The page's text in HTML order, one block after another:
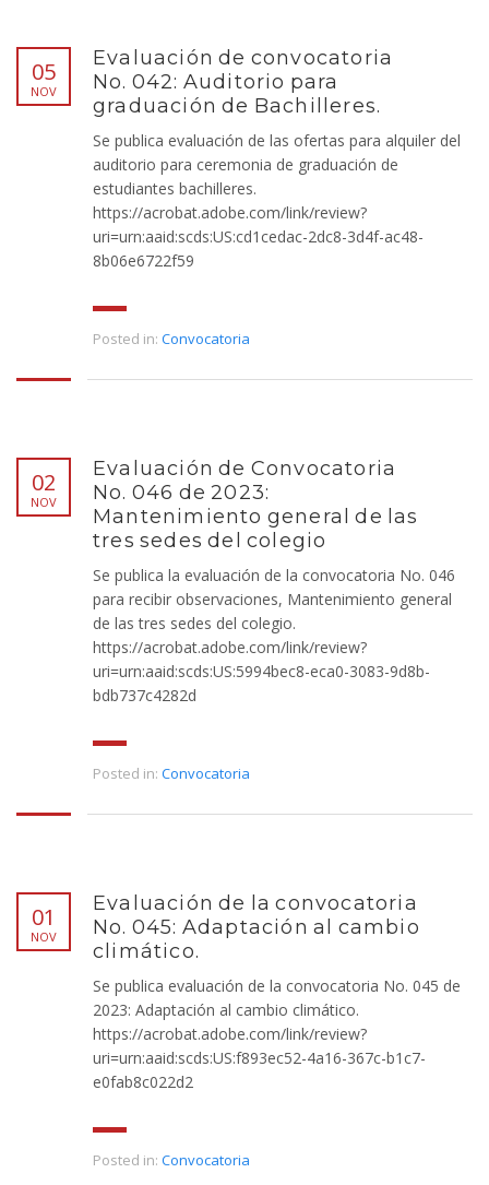
05
NOV
Evaluación de convocatoria
No. 042: Auditorio para
graduación de Bachilleres.
Se publica evaluación de las ofertas para alquiler del
auditorio para ceremonia de graduación de
estudiantes bachilleres.
https://acrobat.adobe.com/link/review?
uri=urn:aaid:scds:US:cd1cedac-2dc8-3d4f-ac48-
8b06e6722f59
Posted in: Convocatoria
02
NOV
Evaluación de Convocatoria
No. 046 de 2023:
Mantenimiento general de las
tres sedes del colegio
Se publica la evaluación de la convocatoria No. 046
para recibir observaciones, Mantenimiento general
de las tres sedes del colegio.
https://acrobat.adobe.com/link/review?
uri=urn:aaid:scds:US:5994bec8-eca0-3083-9d8b-
bdb737c4282d
Posted in: Convocatoria
01
NOV
Evaluación de la convocatoria
No. 045: Adaptación al cambio
climático.
Se publica evaluación de la convocatoria No. 045 de
2023: Adaptación al cambio climático.
https://acrobat.adobe.com/link/review?
uri=urn:aaid:scds:US:f893ec52-4a16-367c-b1c7-
e0fab8c022d2
Posted in: Convocatoria